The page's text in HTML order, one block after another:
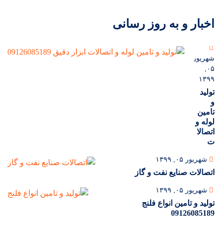
اخبار و به روز رسانی
شهریور
۰۵,
۱۳۹۹
تولید
تامین
لوله و
اتصالا
ت
شهریور ۰۵, ۱۳۹۹
اتصالات صنایع نفت و گاز
شهریور ۰۵, ۱۳۹۹
تولید و تامین انواع فلنج
09126085189